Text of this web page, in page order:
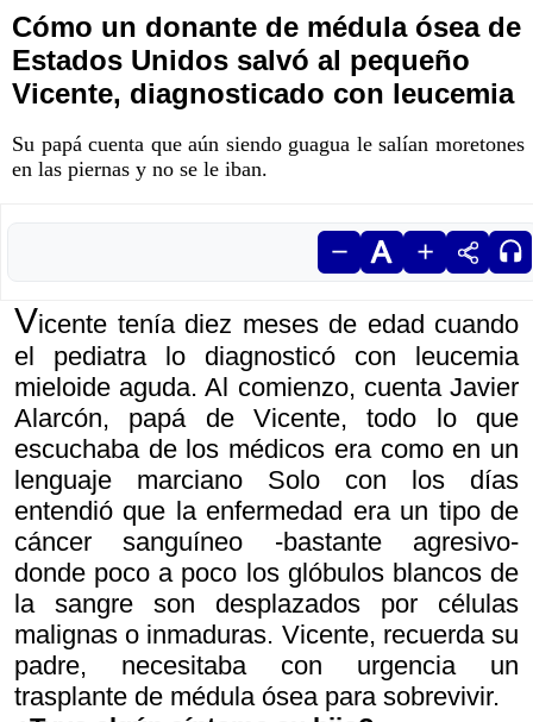
Cómo un donante de médula ósea de
Estados Unidos salvó al pequeño
Vicente, diagnosticado con leucemia
Su papá cuenta que aún siendo guagua le salían moretones
en las piernas y no se le iban.
Vicente tenía diez meses de edad cuando
el pediatra lo diagnosticó con leucemia
mieloide aguda. Al comienzo, cuenta Javier
Alarcón, papá de Vicente, todo lo que
escuchaba de los médicos era como en un
lenguaje marciano Solo con los días
entendió que la enfermedad era un tipo de
cáncer sanguíneo -bastante agresivo-
donde poco a poco los glóbulos blancos de
la sangre son desplazados por células
malignas o inmaduras. Vicente, recuerda su
padre, necesitaba con urgencia un
trasplante de médula ósea para sobrevivir.